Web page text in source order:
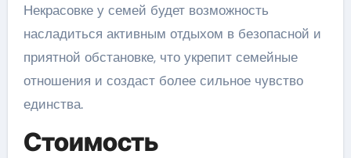
Некрасовке у семей будет возможность
насладиться активным отдыхом в безопасной и
приятной обстановке, что укрепит семейные
отношения и создаст более сильное чувство
единства.
Стоимость